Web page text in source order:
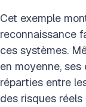
Cet exemple
reconnaissance
ces systèmes.
en moyenne,
réparties entre
des risques réels